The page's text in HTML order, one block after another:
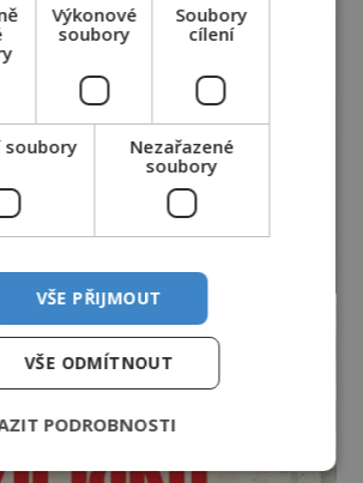
Výkonové
soubory
Soubory
cílení
soubory
Nezařazené
soubory
VŠE PŘIJMOUT
VŠE ODMÍTNOUT
PODROBNOSTI